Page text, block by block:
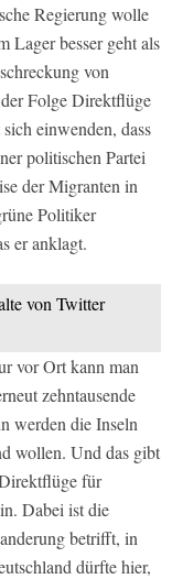
Regierung wolle
Lager besser geht als
von
Folge Direktflüge
einwenden, dass
politischen Partei
der Migranten in
Politiker
er anklagt.
von Twitter
vor Ort kann man
zehntausende
werden die Inseln
wollen. Und das gibt
für
Dabei ist die
betrifft, in
dürfte hier,